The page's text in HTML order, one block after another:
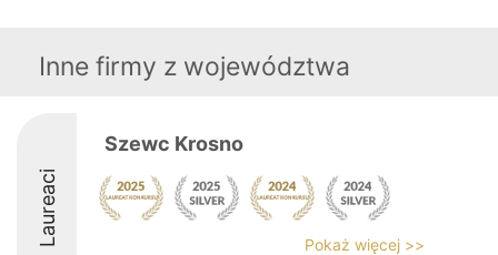
Inne firmy z województwa
Laureaci
Szewc Krosno
Pokaż więcej >>